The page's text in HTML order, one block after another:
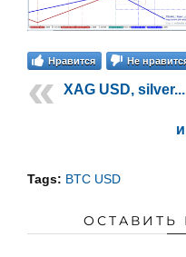
Нравится Не
XAG USD, silver...
Tags: BTC USD
ОСТАВИТЬ